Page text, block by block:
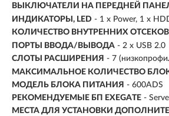
ВЫКЛЮЧАТЕЛИ НА ПЕРЕДНЕЙ
ИНДИКАТОРЫ, LED - 1 x Power, 1 x
КОЛИЧЕСТВО ВНУТРЕННИХ ОТСЕКОВ
ПОРТЫ ВВОДА/ВЫВОДА - 2 x USB 2.0
СЛОТЫ РАСШИРЕНИЯ - 7
МАКСИМАЛЬНОЕ КОЛИЧЕСТВО
МОДЕЛЬ БЛОКА ПИТАНИЯ - 600ADS
РЕКОМЕНДУЕМЫЕ БП EXEGATE -
МЕСТА ДЛЯ УСТАНОВКИ